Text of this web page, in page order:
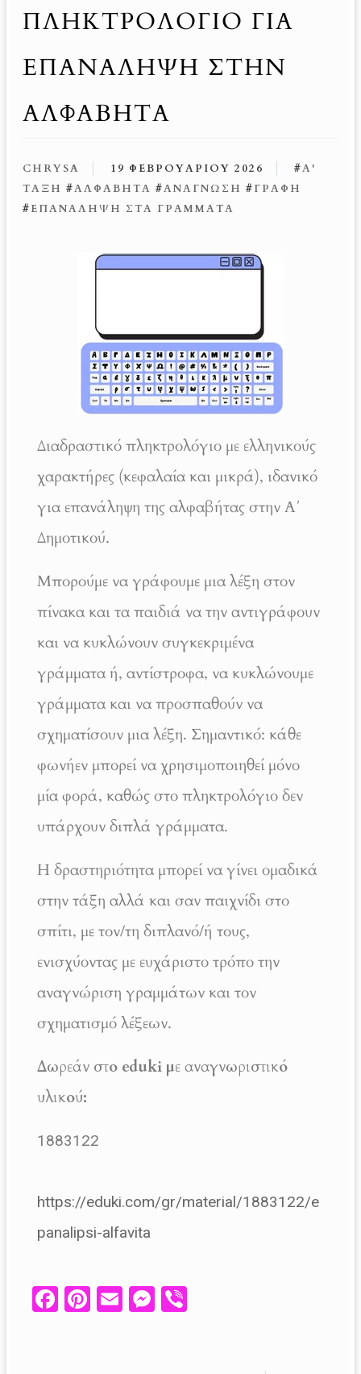
ΠΛΗΚΤΡΟΛΌΓΙΟ ΓΙΑ
ΕΠΑΝΆΛΗΨΗ ΣΤΗΝ
ΑΛΦΑΒΉΤΑ
CHRYSA 19 ΦΕΒΡΟΥΑΡΊΟΥ 2026 #Α'
ΤΆΞΗ #ΑΛΦΑΒΉΤΑ #ΑΝΆΓΝΩΣΗ #ΓΡΑΦΉ
#ΕΠΑΝΆΛΗΨΗ ΣΤΑ ΓΡΆΜΜΑΤΑ
Διαδραστικό πληκτρολόγιο με ελληνικούς
χαρακτήρες (κεφαλαία και μικρά), ιδανικό
για επανάληψη της αλφαβήτας στην Α΄
Δημοτικού.
Μπορούμε να γράφουμε μια λέξη στον
πίνακα και τα παιδιά να την αντιγράφουν
και να κυκλώνουν συγκεκριμένα
γράμματα ή, αντίστροφα, να κυκλώνουμε
γράμματα και να προσπαθούν να
σχηματίσουν μια λέξη. Σημαντικό: κάθε
φωνήεν μπορεί να χρησιμοποιηθεί μόνο
μία φορά, καθώς στο πληκτρολόγιο δεν
υπάρχουν διπλά γράμματα.
Η δραστηριότητα μπορεί να γίνει ομαδικά
στην τάξη αλλά και σαν παιχνίδι στο
σπίτι, με τον/τη διπλανό/ή τους,
ενισχύοντας με ευχάριστο τρόπο την
αναγνώριση γραμμάτων και τον
σχηματισμό λέξεων.
Δωρεάν στο eduki με αναγνωριστικό
υλικού:
1883122
https://eduki.com/gr/material/1883122/e
panalipsi-alfavita
Fa Pi E M